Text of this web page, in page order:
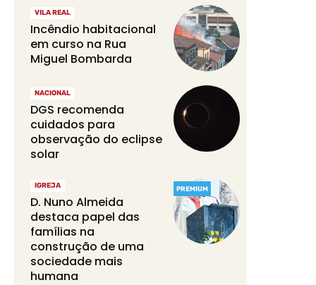
VILA REAL
Incêndio habitacional
em curso na Rua
Miguel Bombarda
NACIONAL
DGS recomenda
cuidados para
observação do eclipse
solar
PREMIUM
IGREJA
D. Nuno Almeida
destaca papel das
famílias na
construção de uma
sociedade mais
humana